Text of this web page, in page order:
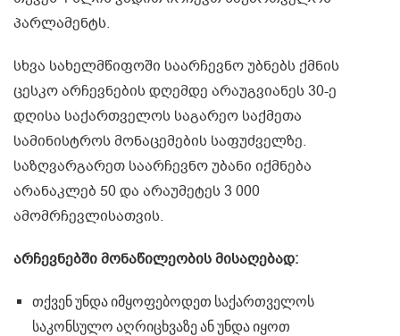
პარლამენტს.
სხვა სახელმწიფოში საარჩევნო უბნებს ქმნის
ცესკო არჩევნების დღემდე არაუგვიანეს 30-ე
დღისა საქართველოს საგარეო საქმეთა
სამინისტროს მონაცემების საფუძველზე.
საზღვარგარეთ საარჩევნო უბანი იქმნება
არანაკლებ 50 და არაუმეტეს 3 000
ამომრჩევლისათვის.
არჩევნებში მონაწილეობის მისაღებად:
თქვენ უნდა იმყოფებოდეთ საქართველოს
საკონსულო აღრიცხვაზე ან უნდა იყოთ